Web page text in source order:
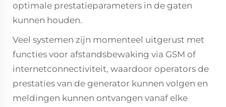
optimale prestatieparameters in de gaten
kunnen houden.
Veel systemen zijn momenteel uitgerust met
functies voor afstandsbewaking via GSM of
internetconnectiviteit, waardoor operators de
prestaties van de generator kunnen volgen en
meldingen kunnen ontvangen vanaf elke